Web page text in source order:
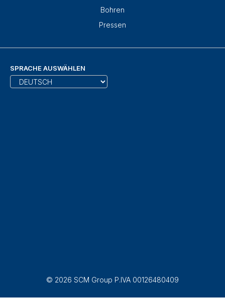
Bohren
Pressen
SPRACHE AUSWÄHLEN
© 2026 SCM Group P.IVA 00126480409